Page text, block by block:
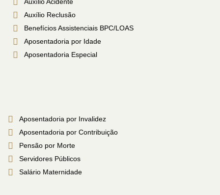
Auxílio Acidente
Auxílio Reclusão
Benefícios Assistenciais BPC/LOAS
Aposentadoria por Idade
Aposentadoria Especial
Aposentadoria por Invalidez
Aposentadoria por Contribuição
Pensão por Morte
Servidores Públicos
Salário Maternidade